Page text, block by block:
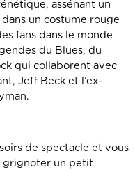
assénant un
un costume rouge
fans dans le monde
du Blues, du
qui collaborent avec
Jeff Beck et l’ex-
de spectacle et vous
grignoter un petit